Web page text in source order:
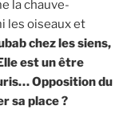
la chauve-
les oiseaux et
chez les siens,
est un être
Opposition du
sa place ?